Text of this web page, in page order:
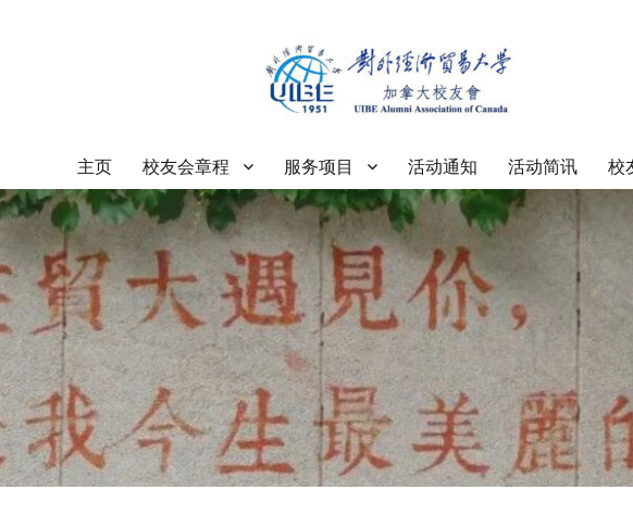
易大学加拿大校友会
主页 校友会章程 服务项目 活动通知 活动简讯 校